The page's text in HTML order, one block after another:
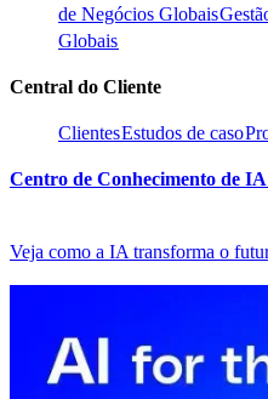
de Negócios Globais​​
Globais​​
Central do Cliente​​
Clientes​​Estudos de caso​​
Centro de Conhecimento de
Veja como a IA transforma o